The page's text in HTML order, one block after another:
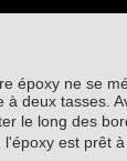
époxy ne se
deux tasses.
le long des
est prêt